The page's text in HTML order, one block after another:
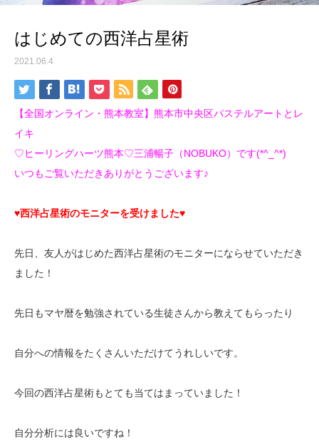
はじめての西洋占星術
2021.06.4
【全国オンライン・熊本教室】熊本市中央区パステルアートとレ
イキ
♡ヒーリングハーツ熊本♡三浦暢子（NOBUKO）です(*^_^*)
いつもご覧いただきありがとうございます♪
♥西洋占星術のモニターを受けました♥
先日、友人がはじめた西洋占星術のモニターにならせていただき
ました！
先日もマヤ暦を勉強されている生徒さんから教えてもらったり
自分への情報をたくさんいただけてうれしいです。
今回の西洋占星術もとても当てはまっていました！
自分分析には良いですね！